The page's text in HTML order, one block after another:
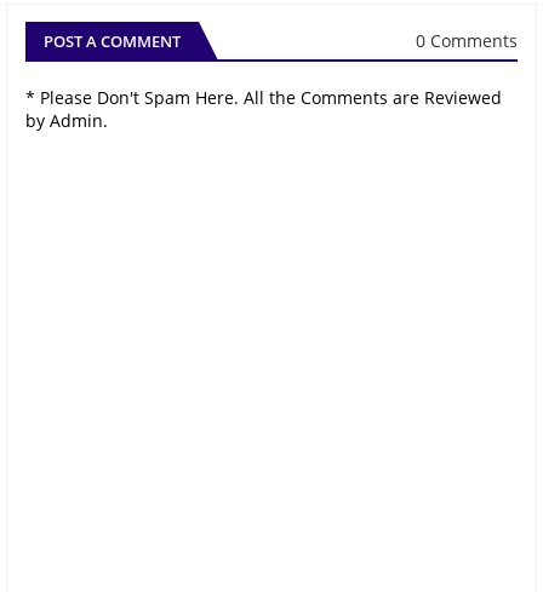
POST A COMMENT 0 Comments
* Please Don't Spam Here. All the Comments are Reviewed
by Admin.